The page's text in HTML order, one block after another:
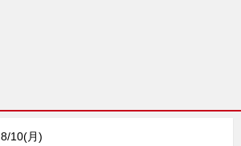
8/10(月)